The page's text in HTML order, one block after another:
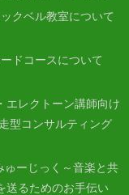
クベル教室について
ドコースについて
エレクトーン講師向け
型コンサルティング
ゅーじっく～音楽と共
送るためのお手伝い